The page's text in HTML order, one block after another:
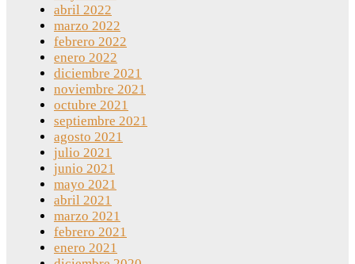
abril 2022
marzo 2022
febrero 2022
enero 2022
diciembre 2021
noviembre 2021
octubre 2021
septiembre 2021
agosto 2021
julio 2021
junio 2021
mayo 2021
abril 2021
marzo 2021
febrero 2021
enero 2021